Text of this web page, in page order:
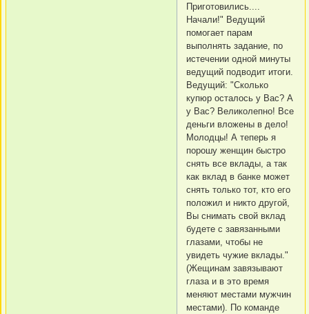
Приготовились....
Начали!" Ведущий
помогает парам
выполнять задание, по
истечении одной минуты
ведущий подводит итоги.
Ведущий: "Сколько
купюр осталось у Вас? А
у Вас? Великолепно! Все
деньги вложены в дело!
Молодцы! А теперь я
порошу женщин быстро
снять все вклады, а так
как вклад в банке может
снять только тот, кто его
положил и никто другой,
Вы снимать свой вклад
будете с завязанными
глазами, чтобы не
увидеть чужие вклады."
(Жещинам завязывают
глаза и в это время
меняют местами мужчин
местами). По команде